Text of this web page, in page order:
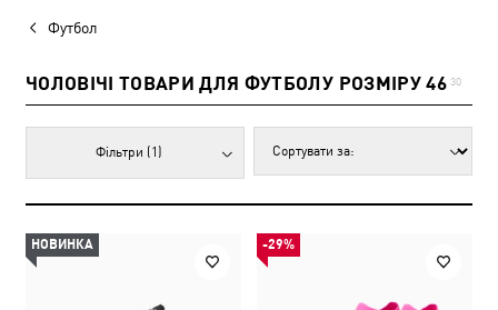
Футбол
ЧОЛОВІЧІ ТОВАРИ ДЛЯ ФУТБОЛУ РОЗМІРУ 46 30
Фільтри (1)
НОВИНКА -29%